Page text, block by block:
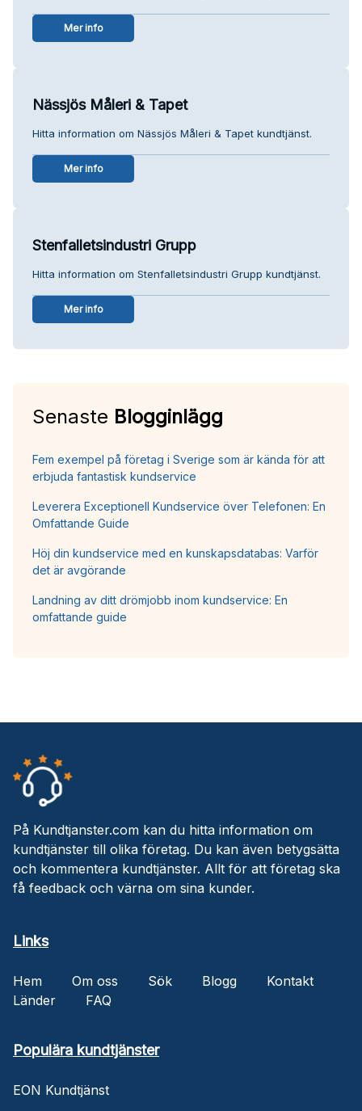
Mer info
Nässjös Måleri & Tapet
Hitta information om Nässjös Måleri & Tapet kundtjänst.
Mer info
Stenfalletsindustri Grupp
Hitta information om Stenfalletsindustri Grupp kundtjänst.
Mer info
Senaste Blogginlägg
Fem exempel på företag i Sverige som är kända för att
erbjuda fantastisk kundservice
Leverera Exceptionell Kundservice över Telefonen: En
Omfattande Guide
Höj din kundservice med en kunskapsdatabas: Varför
det är avgörande
Landning av ditt drömjobb inom kundservice: En
omfattande guide
På Kundtjanster.com kan du hitta information om
kundtjänster till olika företag. Du kan även betygsätta
och kommentera kundtjänster. Allt för att företag ska
få feedback och värna om sina kunder.
Links
Hem Om oss Sök Blogg
Kontakt
Länder
FAQ
Populära kundtjänster
EON Kundtjänst